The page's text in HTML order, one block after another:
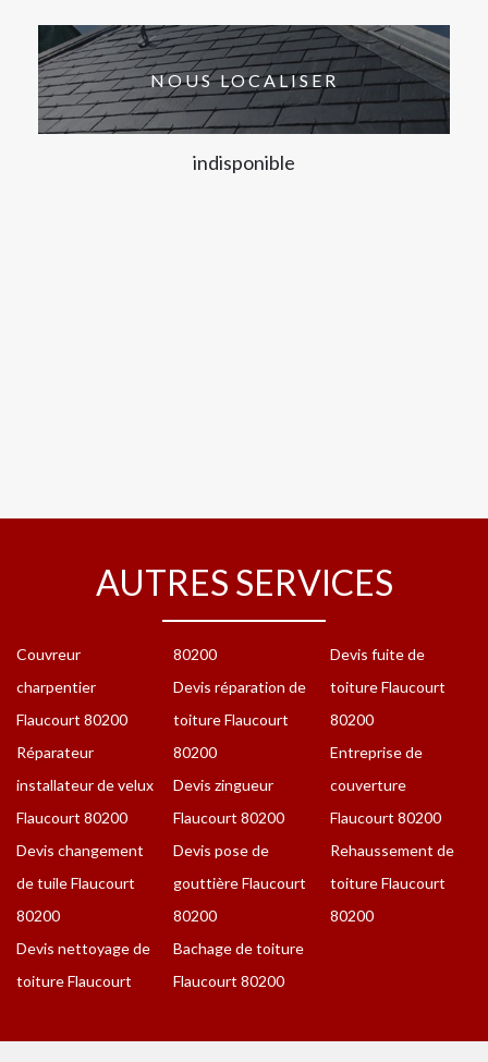
NOUS LOCALISER
indisponible
AUTRES SERVICES
Couvreur
charpentier
Flaucourt 80200
Réparateur
installateur de velux
Flaucourt 80200
Devis changement
de tuile Flaucourt
80200
Devis nettoyage de
toiture Flaucourt
80200
Devis réparation de
toiture Flaucourt
80200
Devis zingueur
Flaucourt 80200
Devis pose de
gouttière Flaucourt
80200
Bachage de toiture
Flaucourt 80200
Devis fuite de
toiture Flaucourt
80200
Entreprise de
couverture
Flaucourt 80200
Rehaussement de
toiture Flaucourt
80200